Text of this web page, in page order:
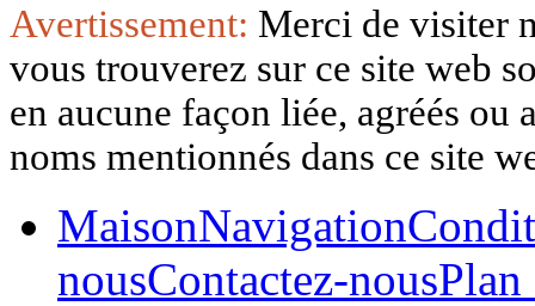
Avertissement: Merci de visiter
vous trouverez sur ce site web
en aucune façon liée, agréés
noms mentionnés dans ce site
MaisonNavigation
nousContactez-nousPlan